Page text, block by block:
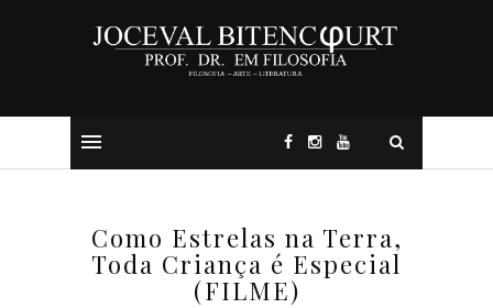
Como Estrelas na Terra,
Toda Criança é Especial
(FILME)